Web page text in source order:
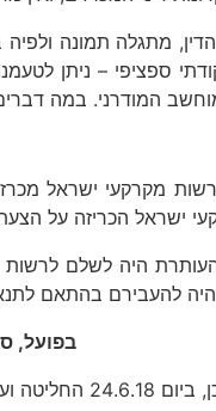
מתגלה תמונה
ספציפי – ניתן
המודרני. במה
2018 פרסמה רשות
ישראל הכריזה על
היה לשלם לרשות
להעבירם בהתאם לתנאי
בפועל,